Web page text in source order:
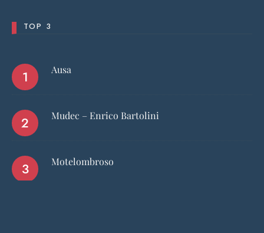
TOP 3
Ausa
Mudec – Enrico Bartolini
Motelombroso